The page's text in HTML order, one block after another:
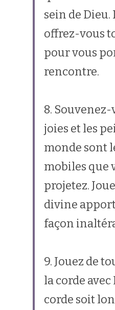
sein de Dieu.
offrez-vous
pour vous
rencontre.
8.
joies et les
monde sont
mobiles que
projetez.
divine
façon
9. Jouez de
la corde
corde soit